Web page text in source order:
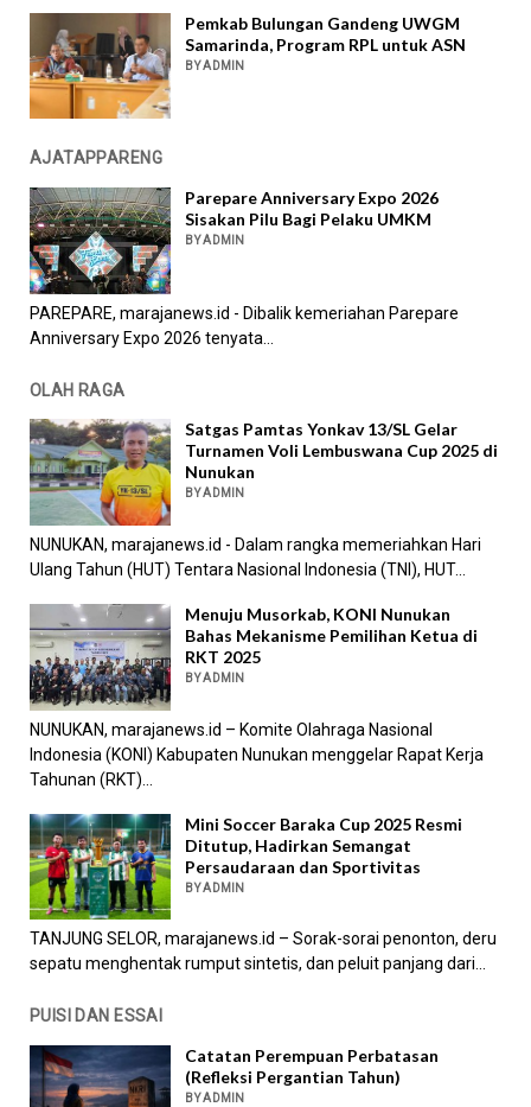
Pemkab Bulungan Gandeng UWGM
Samarinda, Program RPL untuk ASN
BY ADMIN
AJATAPPARENG
Parepare Anniversary Expo 2026
Sisakan Pilu Bagi Pelaku UMKM
BY ADMIN
PAREPARE, marajanews.id - Dibalik kemeriahan Parepare
Anniversary Expo 2026 tenyata...
OLAH RAGA
Satgas Pamtas Yonkav 13/SL Gelar
Turnamen Voli Lembuswana Cup 2025 di
Nunukan
BY ADMIN
NUNUKAN, marajanews.id - Dalam rangka memeriahkan Hari
Ulang Tahun (HUT) Tentara Nasional Indonesia (TNI), HUT...
Menuju Musorkab, KONI Nunukan
Bahas Mekanisme Pemilihan Ketua di
RKT 2025
BY ADMIN
NUNUKAN, marajanews.id – Komite Olahraga Nasional
Indonesia (KONI) Kabupaten Nunukan menggelar Rapat Kerja
Tahunan (RKT)...
Mini Soccer Baraka Cup 2025 Resmi
Ditutup, Hadirkan Semangat
Persaudaraan dan Sportivitas
BY ADMIN
TANJUNG SELOR, marajanews.id – Sorak-sorai penonton, deru
sepatu menghentak rumput sintetis, dan peluit panjang dari...
PUISI DAN ESSAI
Catatan Perempuan Perbatasan
(Refleksi Pergantian Tahun)
BY ADMIN